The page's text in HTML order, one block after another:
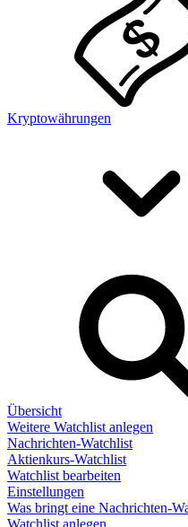
Kryptowährungen
Übersicht
Weitere Watchlist anlegen
Nachrichten-Watchlist
Aktienkurs-Watchlist
Watchlist bearbeiten
Einstellungen
Was bringt eine Nachrichten-
Watchlist anlegen